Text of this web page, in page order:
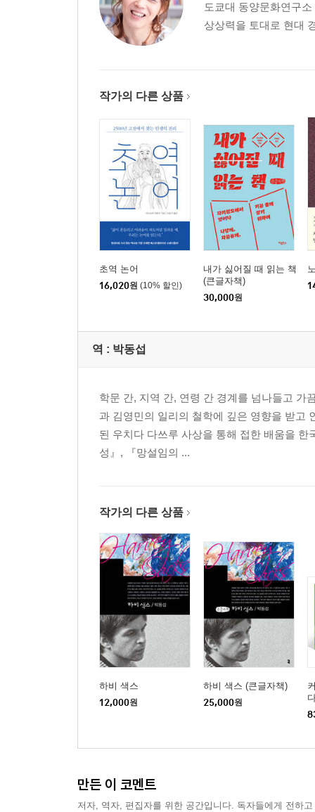
도쿄대 동양문화연구
상상력을 토대로 현대
작가의 다른 상품
초역 논어
16,020원 (10% 할인)
내가 싫어질 때 읽는 책
(큰글자책)
30,000원
역 : 박동섭
학문 간, 지역 간, 연령 간 경계를 넘나들고 가
과 김영민의 일리의 철학에 깊은 영향을 받고
된 우치다 다쓰루 사상을 통해 접한 배움을
성』, 『망설임의 ...
작가의 다른 상품
하비 색스
12,000원
하비 색스 (큰글자책)
25,000원
만든 이 코멘트
저자, 역자, 편집자를 위한 공간입니다. 독자들에게 전하